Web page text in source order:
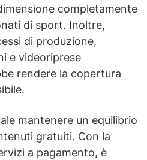
completamente
di sport. Inoltre,
di produzione,
e videoriprese
rendere la copertura
mantenere un equilibrio
gratuiti. Con la
a pagamento, è